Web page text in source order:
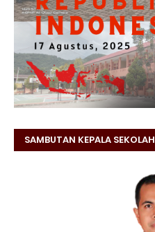
SAMBUTAN KEPALA SEKOLAH